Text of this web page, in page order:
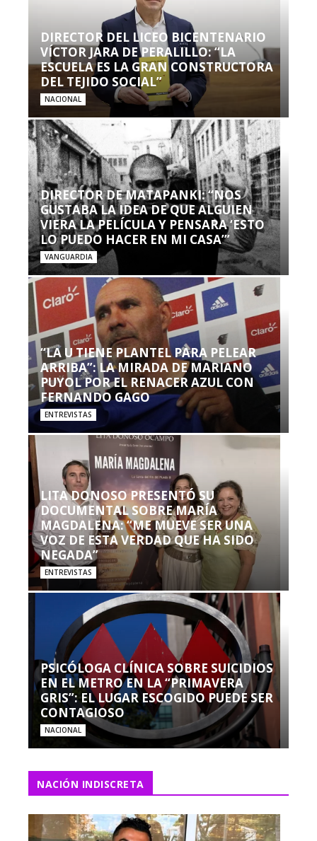
DIRECTOR DEL LICEO BICENTENARIO
VÍCTOR JARA DE PERALILLO: “LA
ESCUELA ES LA GRAN CONSTRUCTORA
DEL TEJIDO SOCIAL”
NACIONAL
DIRECTOR DE MATAPANKI: “NOS
GUSTABA LA IDEA DE QUE ALGUIEN
VIERA LA PELÍCULA Y PENSARA ‘ESTO
LO PUEDO HACER EN MI CASA’”
VANGUARDIA
“LA U TIENE PLANTEL PARA PELEAR
ARRIBA”: LA MIRADA DE MARIANO
PUYOL POR EL RENACER AZUL CON
FERNANDO GAGO
ENTREVISTAS
LITA DONOSO PRESENTÓ SU
DOCUMENTAL SOBRE MARÍA
MAGDALENA: “ME MUEVE SER UNA
VOZ DE ESTA VERDAD QUE HA SIDO
NEGADA”
ENTREVISTAS
PSICÓLOGA CLÍNICA SOBRE SUICIDIOS
EN EL METRO EN LA “PRIMAVERA
GRIS”: EL LUGAR ESCOGIDO PUEDE SER
CONTAGIOSO
NACIONAL
NACIÓN INDISCRETA